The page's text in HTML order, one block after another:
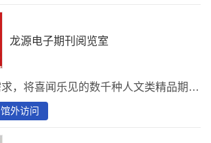
龙源电子期刊阅览室
基于读者的阅读需求，将喜闻乐见的数千种人文类精品期刊，提供在线阅读的数字期刊阅览室。内容以国内出版的人文大众类精品期刊为特色，并以文本版、原貌版、语音版多元化的形式呈现，资源数量有1500种、30万册、1000万篇。
馆外访问